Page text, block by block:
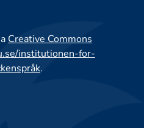
Creative Commons
institutionen-for-
.